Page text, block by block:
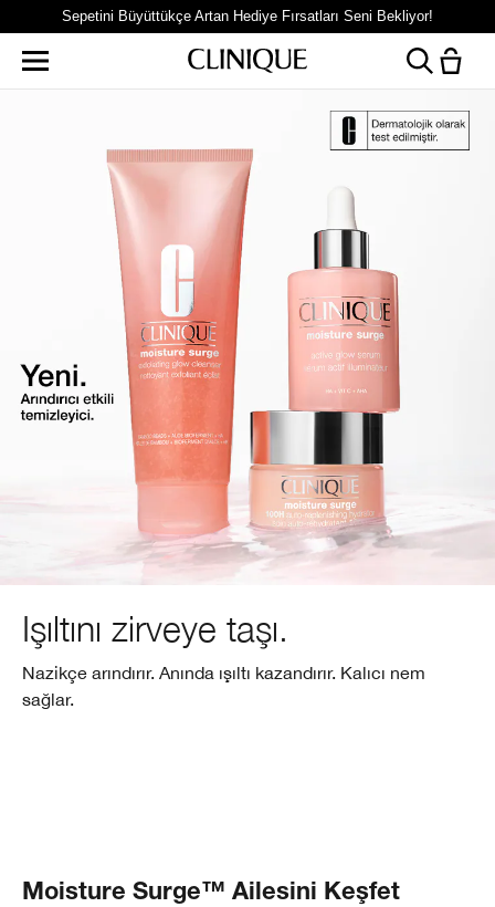
Sepetini Büyüttükçe Artan Hediye Fırsatları Seni Bekliyor!
Işıltını zirveye taşı.
Nazikçe arındırır. Anında ışıltı kazandırır. Kalıcı nem
sağlar.
Moisture Surge™ Ailesini Keşfet